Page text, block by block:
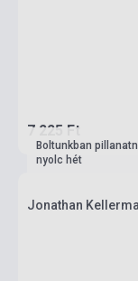
7 225 Ft
Boltunkban
nyolc hét
Jonathan